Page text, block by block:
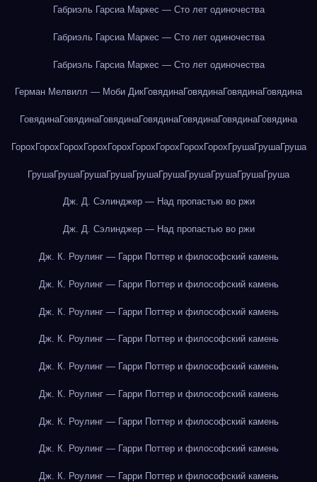
Габриэль Гарсиа Маркес — Сто лет одиночества
Габриэль Гарсиа Маркес — Сто лет одиночества
Габриэль Гарсиа Маркес — Сто лет одиночества
Герман Мелвилл — Моби ДикГовядинаГовядинаГовядинаГовядина
ГовядинаГовядинаГовядинаГовядинаГовядинаГовядинаГовядина
Горох Горох Горох Горох Горох Горох Горох Горох Горох ГрушаГрушаГруша
ГрушаГрушаГрушаГрушаГрушаГрушаГрушаГрушаГрушаГруша
Дж. Д. Сэлинджер — Над пропастью во ржи
Дж. Д. Сэлинджер — Над пропастью во ржи
Дж. К. Роулинг — Гарри Поттер и философский камень
Дж. К. Роулинг — Гарри Поттер и философский камень
Дж. К. Роулинг — Гарри Поттер и философский камень
Дж. К. Роулинг — Гарри Поттер и философский камень
Дж. К. Роулинг — Гарри Поттер и философский камень
Дж. К. Роулинг — Гарри Поттер и философский камень
Дж. К. Роулинг — Гарри Поттер и философский камень
Дж. К. Роулинг — Гарри Поттер и философский камень
Дж. К. Роулинг — Гарри Поттер и философский камень